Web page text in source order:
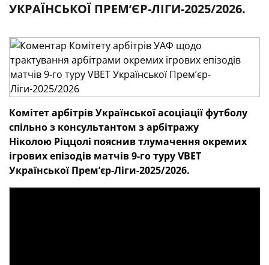
УКРАЇНСЬКОЇ ПРЕМʼЄР-ЛІГИ-2025/2026.
Комітет арбітрівУкраїнської асоціації футболу
спільно з консультантом з арбітражу
Ніколою Ріццолі пояснив тлумачення окремих
ігрових епізодів матчів 9-готуруVBET
Української Премʼєр-Ліги-2025/2026.